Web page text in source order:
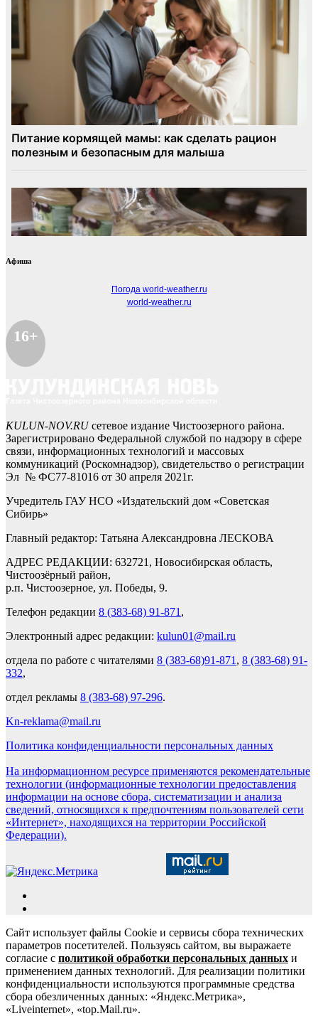
Афиша
Погода world-weather.ru
world-weather.ru
16+
KULUN-NOV.RUсетевое издание Чистоозерного района.
Зарегистрировано Федеральной службой по надзору в сфере
связи, информационных технологий и массовых
коммуникаций (Роскомнадзор), свидетельство о регистрации
Эл № ФС77-81016 от 30 апреля 2021г.
Учредитель ГАУ НСО «Издательский дом «Советская
Сибирь»
Главный редактор: Татьяна Александровна ЛЕСКОВА
АДРЕС РЕДАКЦИИ: 632721, Новосибирская область,
Чистоозёрный район,
р.п. Чистоозерное, ул. Победы, 9.
Телефон редакции 8 (383-68) 91-871 ,
Электронный адрес редакции: kulun01@mail.ru
отдела по работе с читателями 8 (383-68)91-871 , 8 (383-68) 91-
332,
отдел рекламы 8 (383-68) 97-296.
Kn-reklama@mail.ru
Политика конфиденциальности персональных данных
На информационном ресурсе применяются рекомендательные
технологии (информационные технологии предоставления
информации на основе сбора, систематизации и анализа
сведений, относящихся к предпочтениям пользователей сети
«Интернет», находящихся на территории Российской
Федерации).
Сайт использует файлы Cookie и сервисы сбора технических
параметров посетителей. Пользуясь сайтом, вы выражаете
согласие с политикой обработки персональных данных и
применением данных технологий. Для реализации политики
конфиденциальности используются программные средства
сбора обезличенных данных: «Яндекс.Метрика»,
«Liveinternet», «top.Mail.ru».